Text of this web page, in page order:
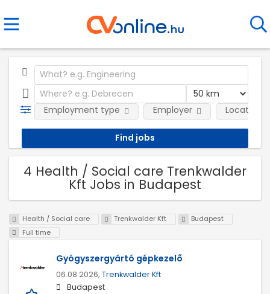
Employment type Employer Location
4 Health / Social care Trenkwalder
Kft Jobs in Budapest
Health / Social care Trenkwalder Kft
Budapest
Full time
Gyógyszergyártó gépkezelő
06.08.2026, Trenkwalder Kft
Budapest